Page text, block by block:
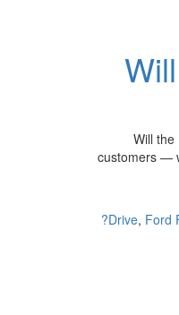
Will the
customers —
Drive, Ford